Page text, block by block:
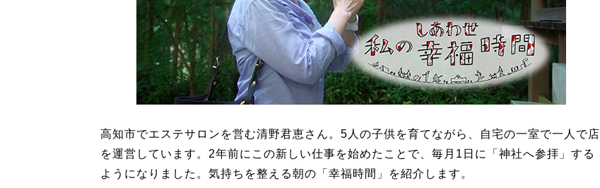
高知市でエステサロンを営む清野君恵さん。5人の子供を育てながら、自宅の一室で一人で店
を運営しています。2年前にこの新しい仕事を始めたことで、毎月1日に「神社へ参拝」する
ようになりました。気持ちを整える朝の「幸福時間」を紹介します。